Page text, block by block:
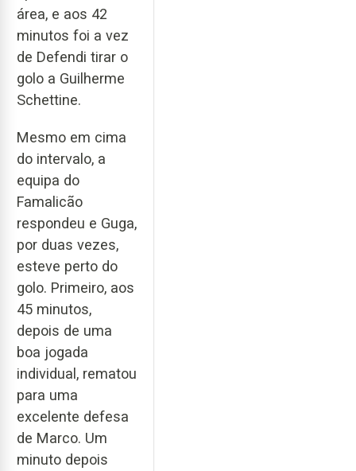
área, e aos 42
minutos foi a vez
de Defendi tirar o
golo a Guilherme
Schettine.
Mesmo em cima
do intervalo, a
equipa do
Famalicão
respondeu e Guga,
por duas vezes,
esteve perto do
golo. Primeiro, aos
45 minutos,
depois de uma
boa jogada
individual, rematou
para uma
excelente defesa
de Marco. Um
minuto depois